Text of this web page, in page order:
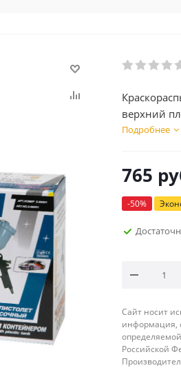
верхний
Подробнее
765
-50%
Сайт носит
информация,
Российской